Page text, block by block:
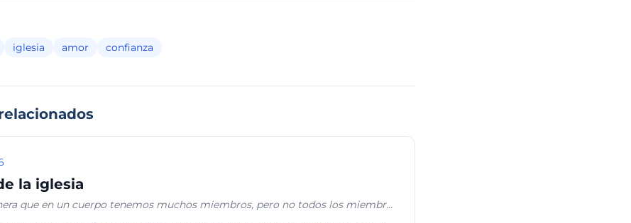
iglesia amor confianza
la iglesia
que en un cuerpo tenemos muchos miembros, pero no todos los miembros